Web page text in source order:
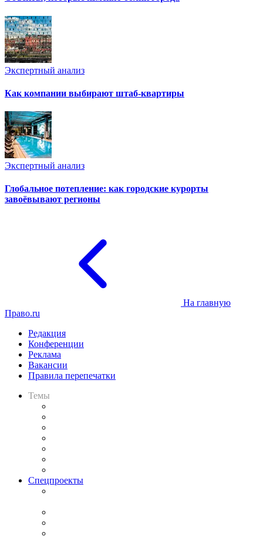
Экспертный анализ
Как компании выбирают штаб-квартиры
Экспертный анализ
Глобальное потепление: как городские курорты
завоёвывают регионы
На главную
Право.ru
Редакция
Конференции
Реклама
Вакансии
Правила перепечатки
Темы
Спецпроекты